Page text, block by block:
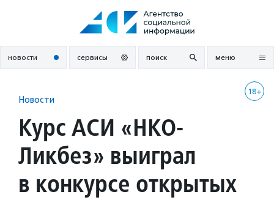
новости сервисы поиск меню
18+
Новости
Курс АСИ «НКО-
Ликбез» выиграл
в конкурсе открытых